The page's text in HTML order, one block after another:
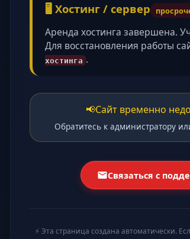
🖥️ Хостинг / сервер
Аренда хостинга завершена.
Для восстановления работы
хостинга .
📢Сайт временно
Обратитесь к администратору
Связаться с
⚡ Эта страница создана автоматически.